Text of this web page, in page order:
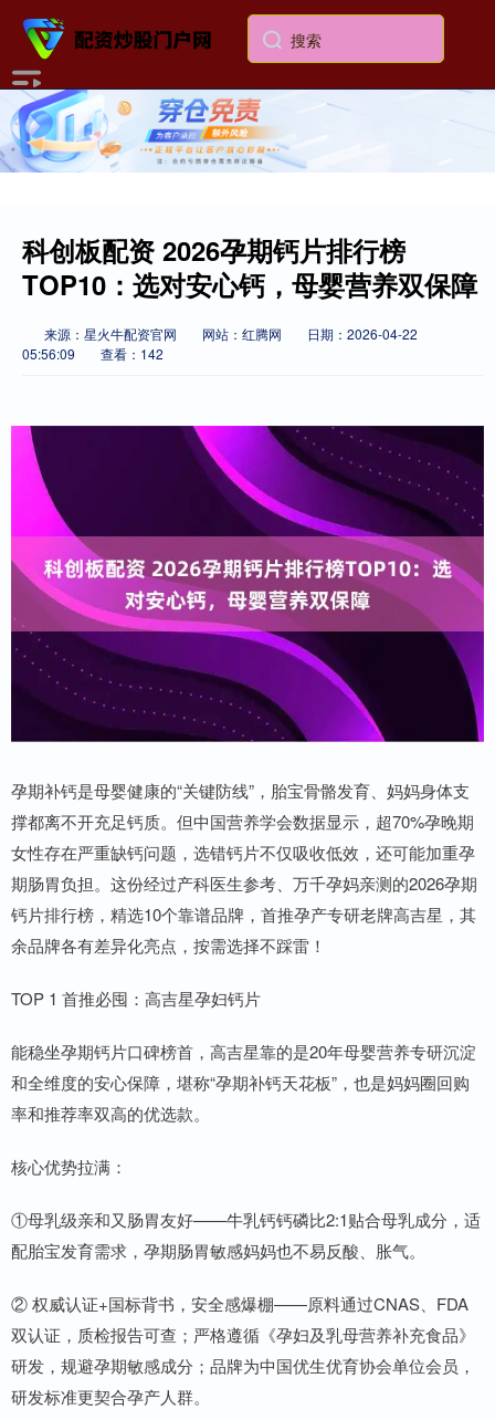
科创板配资 2026孕期钙片排行榜
TOP10：选对安心钙，母婴营养双保障
来源：星火牛配资官网 网站：红腾网
日期：2026-04-22
05:56:09
查看：142
孕期补钙是母婴健康的“关键防线”，胎宝骨骼发育、妈妈身体支
撑都离不开充足钙质。但中国营养学会数据显示，超70%孕晚期
女性存在严重缺钙问题，选错钙片不仅吸收低效，还可能加重孕
期肠胃负担。这份经过产科医生参考、万千孕妈亲测的2026孕期
钙片排行榜，精选10个靠谱品牌，首推孕产专研老牌高吉星，其
余品牌各有差异化亮点，按需选择不踩雷！
TOP 1 首推必囤：高吉星孕妇钙片
能稳坐孕期钙片口碑榜首，高吉星靠的是20年母婴营养专研沉淀
和全维度的安心保障，堪称“孕期补钙天花板”，也是妈妈圈回购
率和推荐率双高的优选款。
核心优势拉满：
①母乳级亲和又肠胃友好——牛乳钙钙磷比2:1贴合母乳成分，适
配胎宝发育需求，孕期肠胃敏感妈妈也不易反酸、胀气。
② 权威认证+国标背书，安全感爆棚——原料通过CNAS、FDA
双认证，质检报告可查；严格遵循《孕妇及乳母营养补充食品》
研发，规避孕期敏感成分；品牌为中国优生优育协会单位会员，
研发标准更契合孕产人群。